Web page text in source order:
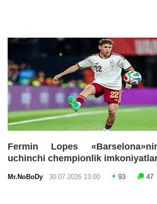
Fermin Lopes
uchinchi chempionlik
Mr.NoBoDy 30.07.2026 13:00 93 47